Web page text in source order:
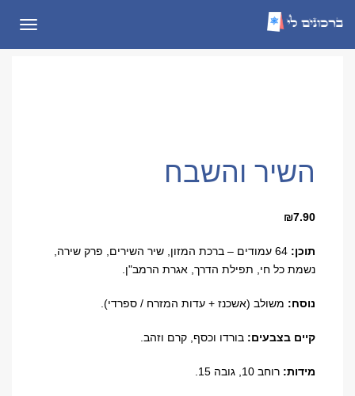
תפריט
השיר והשבח
₪
64 עמודים – ברכת המזון, שיר השירים, פרק שירה,
נשמת כל חי, תפילת הדרך, אגרת הרמב"ן.
נוסח:משולב (אשכנז + עדות המזרח / ספרדי).
קיים בצבעים:בורדו וכסף, קרם וזהב.
מידות:רוחב 10, גובה 15.